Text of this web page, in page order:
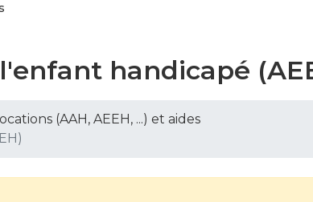
handicapé
(AAH, AEEH, ...) et aides